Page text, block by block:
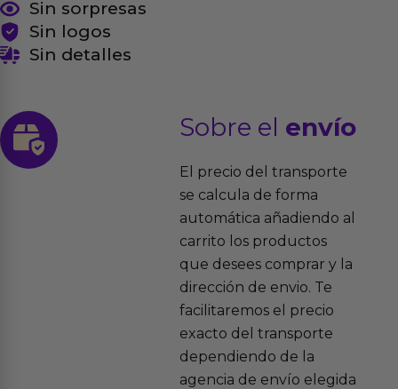
Sin sorpresas
Sin logos
Sin detalles
Sobre el envío
El precio del transporte
se calcula de forma
automática añadiendo al
carrito los productos
que desees comprar y la
dirección de envio. Te
facilitaremos el precio
exacto del transporte
dependiendo de la
agencia de envío elegida